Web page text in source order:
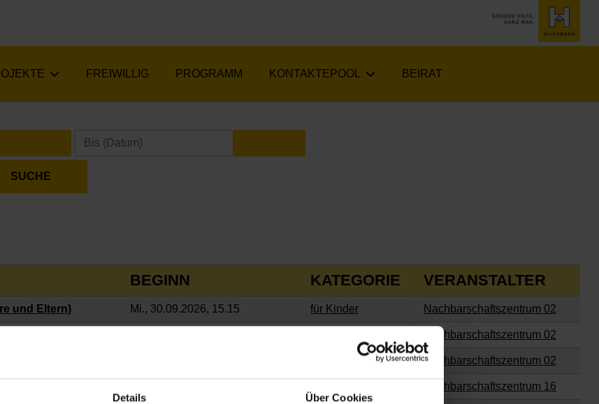
Details Über Cookies
FREIWILLIG PROGRAMM KONTAKTEPOOL BEIRAT
KALENDER ÖFFNEN
BEGINN KATEGORIE VERANSTALTER
und Eltern) Mi., 30.09.2026, 15.15 für Kinder Nachbarschaftszentrum 02
Nachbarschaftszentrum 02
Nachbarschaftszentrum 02
Nachbarschaftszentrum 16